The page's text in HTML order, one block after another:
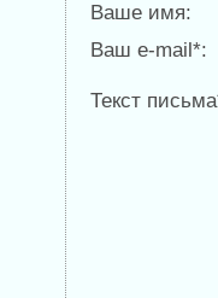
Ваше имя:
Ваш e-mail*:
Текст